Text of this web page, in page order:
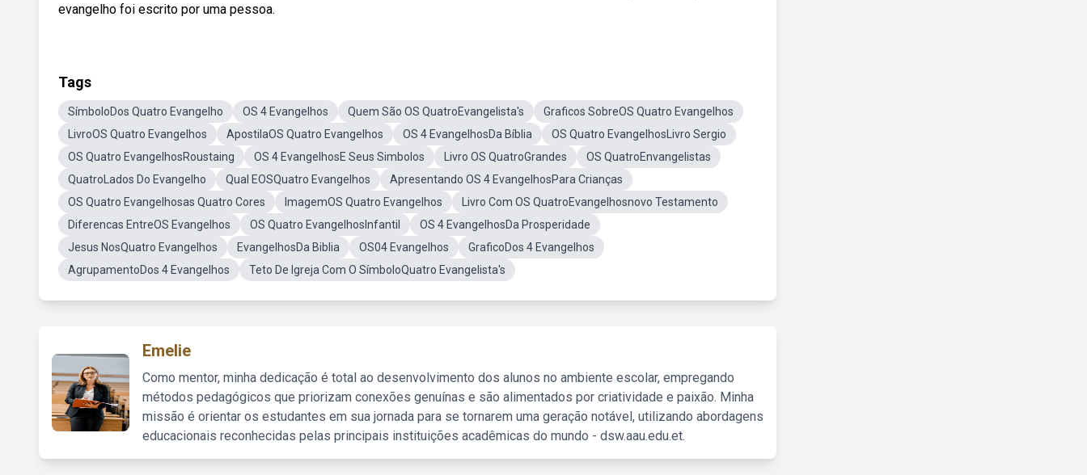
evangelho foi escrito por uma pessoa.
Tags
SímboloDos Quatro Evangelho OS 4 Evangelhos Quem São OS QuatroEvangelista's
Graficos SobreOS Quatro Evangelhos
LivroOS Quatro Evangelhos
ApostilaOS Quatro Evangelhos OS 4 EvangelhosDa Bíblia
OS Quatro EvangelhosLivro Sergio
OS Quatro EvangelhosRoustaing
OS 4 EvangelhosE Seus Simbolos Livro OS QuatroGrandes
OS QuatroEnvangelistas
QuatroLados Do Evangelho
Qual EOSQuatro Evangelhos
Apresentando OS 4 EvangelhosPara Crianças
OS Quatro Evangelhosas Quatro Cores
ImagemOS Quatro Evangelhos
Livro Com OS QuatroEvangelhosnovo Testamento
Diferencas EntreOS Evangelhos
OS Quatro EvangelhosInfantil
OS 4 EvangelhosDa Prosperidade
Jesus NosQuatro Evangelhos
EvangelhosDa Biblia OS04 Evangelhos
GraficoDos 4 Evangelhos
AgrupamentoDos 4 Evangelhos
Teto De Igreja Com O SímboloQuatro Evangelista's
Emelie
Como mentor, minha dedicação é total ao desenvolvimento dos alunos no ambiente escolar, empregando
métodos pedagógicos que priorizam conexões genuínas e são alimentados por criatividade e paixão. Minha
missão é orientar os estudantes em sua jornada para se tornarem uma geração notável, utilizando abordagens
educacionais reconhecidas pelas principais instituições acadêmicas do mundo - dsw.aau.edu.et.